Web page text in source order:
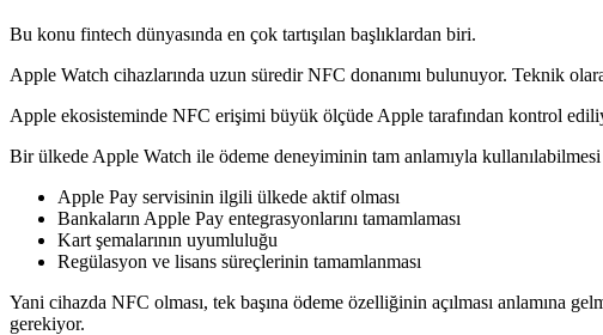
Bu konu fintech dünyasında en çok tartışılan başlıklardan biri.
Apple Watch cihazlarında uzun süredir NFC donanımı bulunuyor. Teknik
Apple ekosisteminde NFC erişimi büyük ölçüde Apple tarafından kontrol
Bir ülkede Apple Watch ile ödeme deneyiminin tam anlamıyla
Apple Pay servisinin ilgili ülkede aktif olması
Bankaların Apple Pay entegrasyonlarını tamamlaması
Kart şemalarının uyumluluğu
Regülasyon ve lisans süreçlerinin tamamlanması
Yani cihazda NFC olması, tek başına ödeme özelliğinin açılması anlamına
gerekiyor.